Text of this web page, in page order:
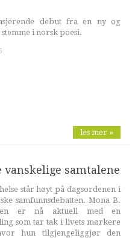
debut fra en ny og
i norsk poesi.
les mer »
vanskelige samtalene
står høyt på dagsordenen i
samfunnsdebatten. Mona B.
er nå aktuell med en
som tar tak i livets mørkere
hun tilgjengeliggjør den